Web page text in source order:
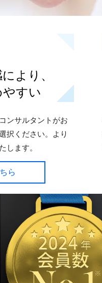
より、
すい
ンサルタントがお
択ください。より
します。
ら